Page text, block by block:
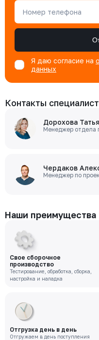
Номер телефона
Я даю согласие на
данных
Контакты
Дорохова
Менеджер отдела
Чердаков
Менеджер по
Наши преимущества
Свое сборочное
производство
Тестирование, обработка, сборка,
настройка и наладка
Отгрузка день в день
Отгружаем в день поступления